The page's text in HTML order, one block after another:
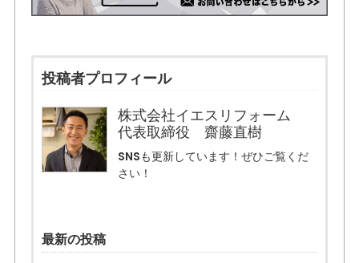
投稿者プロフィール
株式会社イエスリフォーム
代表取締役 齋藤直樹
SNSも更新しています！ぜひご覧くだ
さい！
最新の投稿